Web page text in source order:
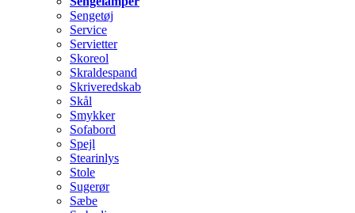
Sengetøj
Service
Servietter
Skoreol
Skraldespand
Skriveredskab
Skål
Smykker
Sofabord
Spejl
Stearinlys
Stole
Sugerør
Sæbe